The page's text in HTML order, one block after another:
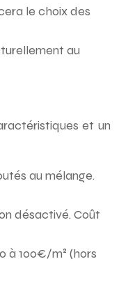
le choix des
au
et un
au mélange.
désactivé. Coût
à 100€/m² (hors